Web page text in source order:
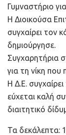
Γυμναστήριο
Η Διοικούσα
συγχαίρει τον
δημιούργησε.
Συγχαρητήρια
για τη νίκη που
Η Δ.Ε.
εύχεται καλή
διαιτητικό
Τα δεκάλεπτα: